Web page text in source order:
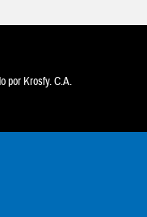
por Krosfy. C.A.